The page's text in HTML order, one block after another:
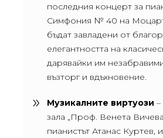
последния концерт за
Симфония № 40 на
бъдат завладени от
елегантността на
дарявайки им
възторг и вдъхновение.
Музикалните виртуози
зала „Проф. Венета
пианистът Атанас Куртев,